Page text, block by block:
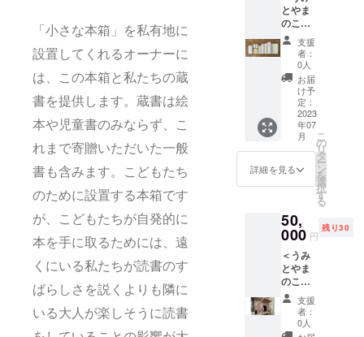
「小さな本箱」を私有地に
設置してくれるオーナーに
は、この本箱と私たちの蔵
書を提供します。蔵書は絵
本や児童書のみならず、こ
れまで寄贈いただいた一般
書も含みます。こどもたち
のために設置する本箱です
が、こどもたちが自発的に
本を手に取るためには、遠
くにいる私たちが読書のす
ばらしさを説くよりも隣に
いる大人が楽しそうに読書
ます。
※こちら
は限定
数30冊
です。
ンドを
作って
くれま
した。
何種類
か飲み
比べて
決めた
スタッ
フも一
押しの
ドコー
ヒーで
供にお
いしい
コー
ヒーを
どう
ぞ！ ※
コー
ヒー豆
100g×
す。今
回この
活動の
ために
しおり
を作っ
てくれ
まし
た。 希
望者に
はお名
前を刻
印 (英大
字以内)
してく
す。 ※
刻印ご
希望の
方は備
考欄に
刻印し
しょか
んのた
めにデ
ザイン
してく
れたオ
リジナ
ル刺繍T
シャツ
です。
白Tシャ
ツor黒T
シャ
セック
スS・
M・L）
をお選
びくだ
さい。
どんな
デザイ
ンが届
とやま
のこど
もと
しょか
ん愛用
品コー
ス＞
【うみ
とやま
のと
しょか
ん備
品】 こ
れから
私設図
始めた
いと
思って
いる方
へ、う
みとや
まのこ
どもと
しょか
支援
者：
0人
お届
け予
定：
2023
年07
月
詳細を見る
こ
の
リ
タ
ー
ン
を
選
択
す
る
50,
000 円
残り30
＜うみ
とやま
のこど
もと
しょか
ん応援
団コー
支援
者：
0人